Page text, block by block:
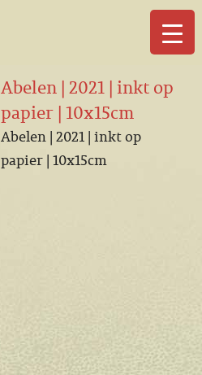
Abelen | 2021 | inkt op
papier | 10x15cm
Abelen | 2021 | inkt op
papier | 10x15cm